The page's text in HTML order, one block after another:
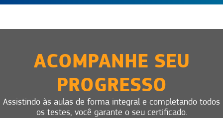
ACOMPANHE SEU
PROGRESSO
Assistindo às aulas de forma integral e completando todos
os testes, você garante o seu certificado.